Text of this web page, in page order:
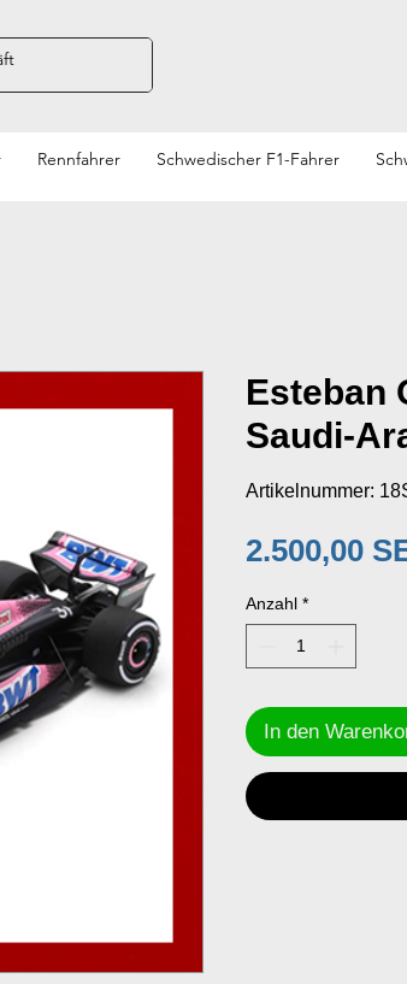
Rennfahrer Schwedischer F1-Fahrer
Esteban
Saudi-
Artikelnummer:
2.500,00
Anzahl *
In den